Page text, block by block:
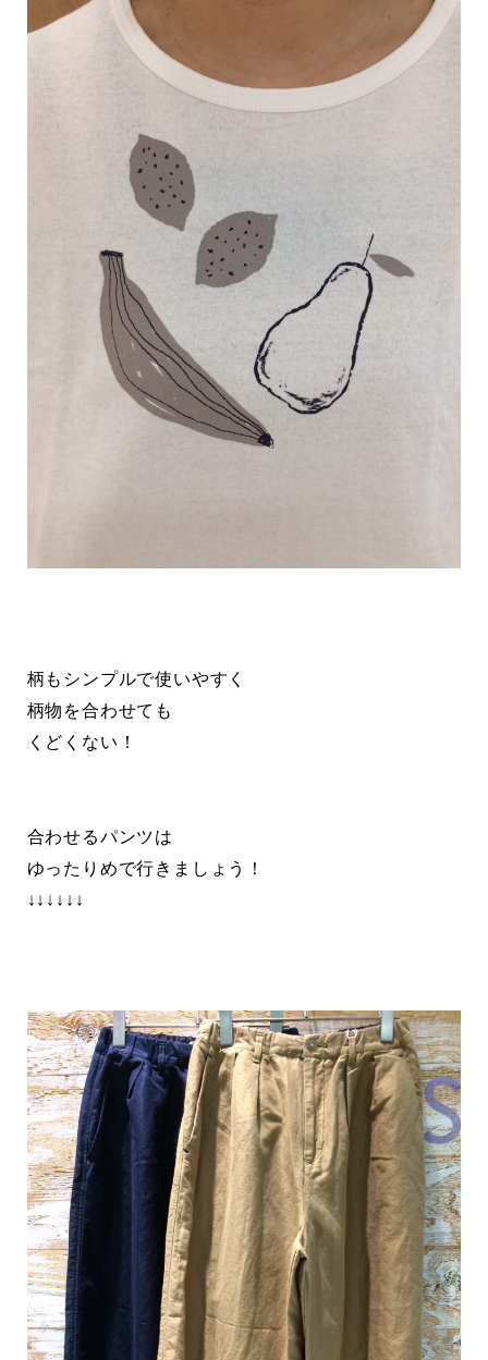
柄もシンプルで使いやすく
柄物を合わせても
くどくない！
合わせるパンツは
ゆったりめで行きましょう！
↓↓↓↓↓↓